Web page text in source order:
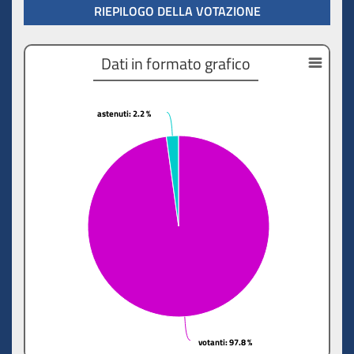
RIEPILOGO DELLA VOTAZIONE
votanti: 97.8 %
votanti: 97.8 %
astenuti: 2.2 %
astenuti: 2.2 %
Dati in formato grafico